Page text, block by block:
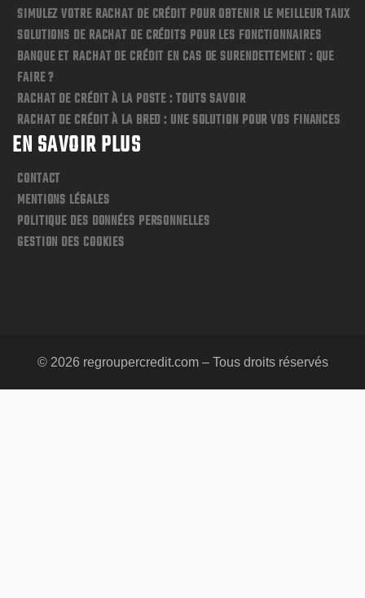
SIMULEZ VOTRE RACHAT DE CRÉDIT POUR OBTENIR LE MEILLEUR TAUX
SOLUTIONS DE RACHAT DE CRÉDITS POUR LES FONCTIONNAIRES
BANQUE ET RACHAT DE CRÉDIT EN CAS DE SURENDETTEMENT : QUE
FAIRE ?
RACHAT DE CRÉDIT À LA POSTE : TOUTS SAVOIR
RACHAT DE CRÉDIT À LA BRED : UNE SOLUTION POUR VOS FINANCES
EN SAVOIR PLUS
CONTACT
MENTIONS LÉGALES
POLITIQUE DES DONNÉES PERSONNELLES
GESTION DES COOKIES
© 2026 regroupercredit.com – Tous droits réservés